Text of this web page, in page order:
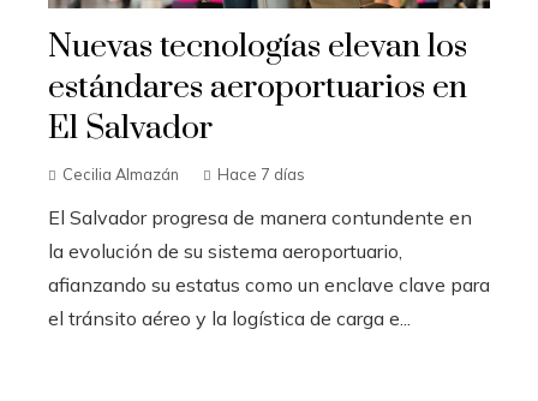
Nuevas tecnologías elevan los
estándares aeroportuarios en
El Salvador
Cecilia Almazán Hace 7 días
El Salvador progresa de manera contundente en
la evolución de su sistema aeroportuario,
afianzando su estatus como un enclave clave para
el tránsito aéreo y la logística de carga e...